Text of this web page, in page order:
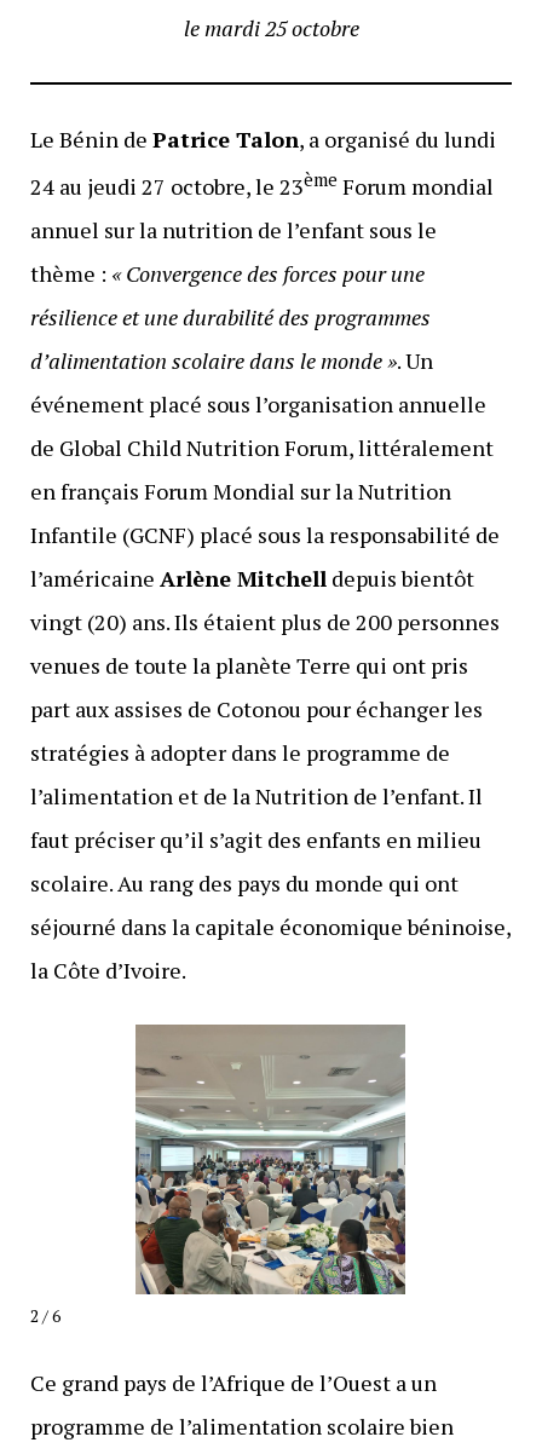
le mardi 25 octobre
Le Bénin de Patrice Talon, a organisé du lundi
24 au jeudi 27 octobre, le 23ème Forum mondial
annuel sur la nutrition de l’enfant sous le
thème : « Convergence des forces pour une
résilience et une durabilité des programmes
d’alimentation scolaire dans le monde ». Un
événement placé sous l’organisation annuelle
de Global Child Nutrition Forum, littéralement
en français Forum Mondial sur la Nutrition
Infantile (GCNF) placé sous la responsabilité de
l’américaine Arlène Mitchell depuis bientôt
vingt (20) ans. Ils étaient plus de 200 personnes
venues de toute la planète Terre qui ont pris
part aux assises de Cotonou pour échanger les
stratégies à adopter dans le programme de
l’alimentation et de la Nutrition de l’enfant. Il
faut préciser qu’il s’agit des enfants en milieu
scolaire. Au rang des pays du monde qui ont
séjourné dans la capitale économique béninoise,
la Côte d’Ivoire.
2 / 6
Ce grand pays de l’Afrique de l’Ouest a un
programme de l’alimentation scolaire bien